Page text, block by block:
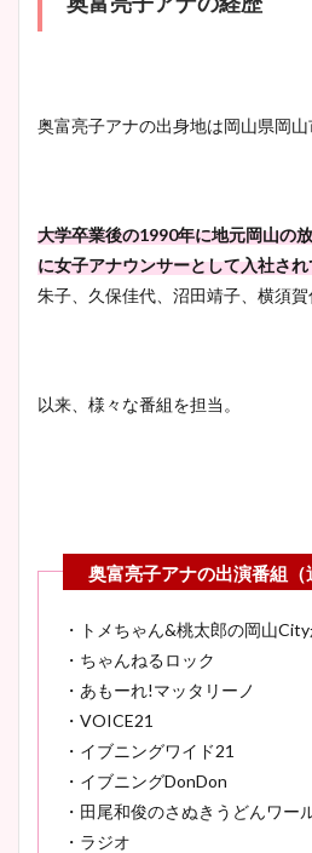
奥富亮子アナの出身地は岡山県岡山
大学卒業後の1990年に地元岡山の
に女子アナウンサーとして入社さ
朱子、久保佳代、沼田靖子、横須
以来、様々な番組を担当。
・トメちゃん&桃太郎の岡山
・ちゃんねるロック
・あもーれ!マッタリーノ
・VOICE21
・イブニングワイド21
・イブニングDonDon
・田尾和俊のさぬきうどんワー
・ラジオ